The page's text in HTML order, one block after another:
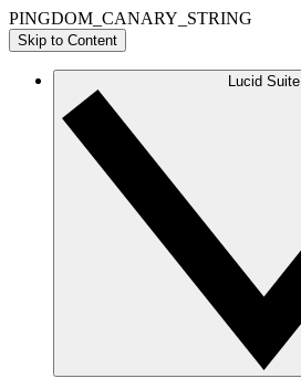
PINGDOM_CANARY_STRING
Skip to Content
Lucid Suite